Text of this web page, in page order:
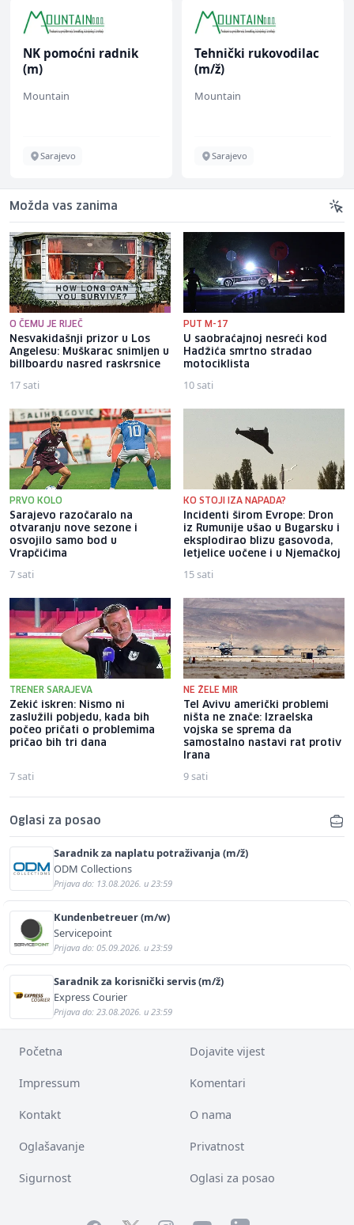
NK pomoćni radnik
(m)
Mountain
Sarajevo
Tehnički rukovodilac
(m/ž)
Mountain
Sarajevo
Možda vas zanima
O ČEMU JE RIJEČ
Nesvakidašnji prizor u Los
Angelesu: Muškarac snimljen u
billboardu nasred raskrsnice
17 sati
PUT M-17
U saobraćajnoj nesreći kod
Hadžića smrtno stradao
motociklista
10 sati
PRVO KOLO
Sarajevo razočaralo na
otvaranju nove sezone i
osvojilo samo bod u
Vrapčićima
7 sati
KO STOJI IZA NAPADA?
Incidenti širom Evrope: Dron
iz Rumunije ušao u Bugarsku i
eksplodirao blizu gasovoda,
letjelice uočene i u Njemačkoj
15 sati
TRENER SARAJEVA
Zekić iskren: Nismo ni
zaslužili pobjedu, kada bih
počeo pričati o problemima
pričao bih tri dana
7 sati
NE ŽELE MIR
Tel Avivu američki problemi
ništa ne znače: Izraelska
vojska se sprema da
samostalno nastavi rat protiv
Irana
9 sati
Oglasi za posao
Saradnik za naplatu potraživanja (m/ž)
ODM Collections
Prijava do: 13.08.2026. u 23:59
Kundenbetreuer (m/w)
Servicepoint
Prijava do: 05.09.2026. u 23:59
Saradnik za korisnički servis (m/ž)
Express Courier
Prijava do: 23.08.2026. u 23:59
Početna Dojavite vijest
Impressum Komentari
Kontakt O nama
Oglašavanje Privatnost
Sigurnost Oglasi za posao